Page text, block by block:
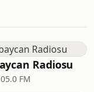
Radiosu
FM